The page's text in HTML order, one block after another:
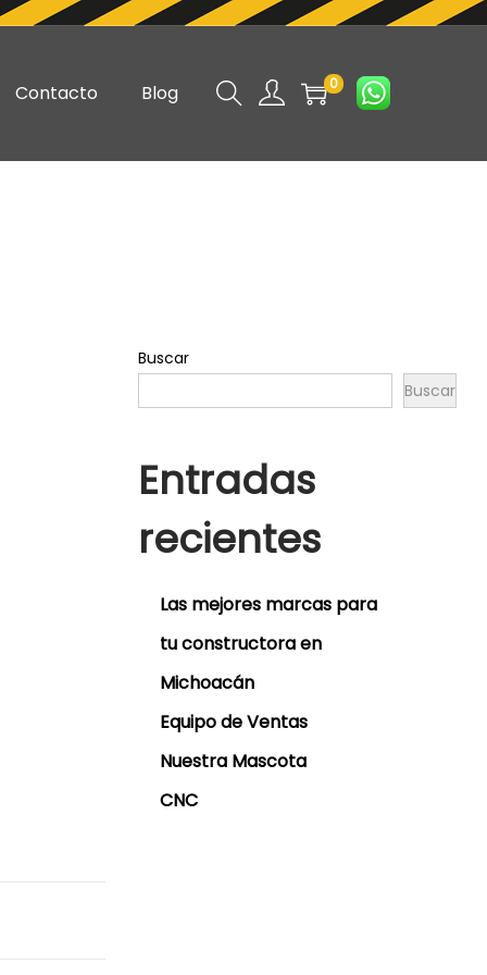
Contacto Blog 0
Buscar
Buscar
Entradas
recientes
Las mejores marcas para
tu constructora en
Michoacán
Equipo de Ventas
Nuestra Mascota
CNC